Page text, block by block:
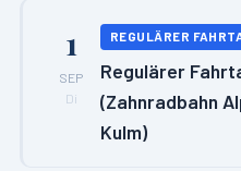
1
SEP
Di
REGULÄRER
Regulärer
(Zahnradbahn
Kulm)